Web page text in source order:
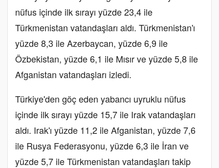
nüfus içinde ilk sırayı yüzde 23,4 ile
Türkmenistan vatandaşları aldı. Türkmenistan'ı
yüzde 8,3 ile Azerbaycan, yüzde 6,9 ile
Özbekistan, yüzde 6,1 ile Mısır ve yüzde 5,8 ile
Afganistan vatandaşları izledi.
Türkiye'den göç eden yabancı uyruklu nüfus
içinde ilk sırayı yüzde 15,7 ile Irak vatandaşları
aldı. Irak'ı yüzde 11,2 ile Afganistan, yüzde 7,6
ile Rusya Federasyonu, yüzde 6,3 ile İran ve
yüzde 5,7 ile Türkmenistan vatandaşları takip